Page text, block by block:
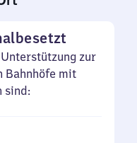
zur
Bahnhöfe mit
sind: